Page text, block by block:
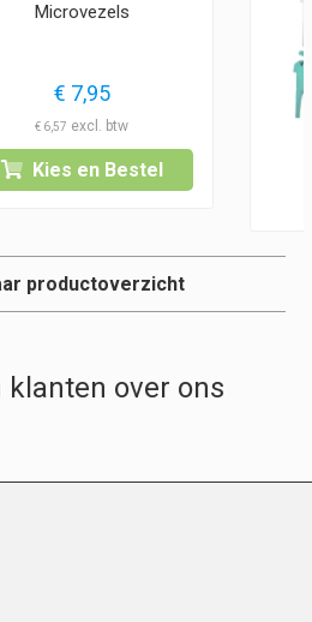
Microvezels
€ 7,95
€ 6,57
Kies en Bestel
productoverzicht
klanten over ons